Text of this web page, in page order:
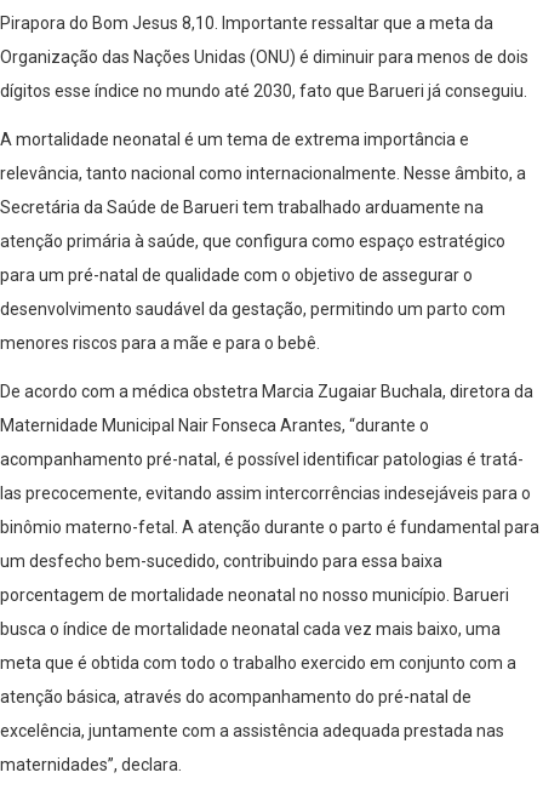
Pirapora do Bom Jesus 8,10. Importante ressaltar que a meta da
Organização das Nações Unidas (ONU) é diminuir para menos de dois
dígitos esse índice no mundo até 2030, fato que Barueri já conseguiu.
A mortalidade neonatal é um tema de extrema importância e
relevância, tanto nacional como internacionalmente. Nesse âmbito, a
Secretária da Saúde de Barueri tem trabalhado arduamente na
atenção primária à saúde, que configura como espaço estratégico
para um pré-natal de qualidade com o objetivo de assegurar o
desenvolvimento saudável da gestação, permitindo um parto com
menores riscos para a mãe e para o bebê.
De acordo com a médica obstetra Marcia Zugaiar Buchala, diretora da
Maternidade Municipal Nair Fonseca Arantes, “durante o
acompanhamento pré-natal, é possível identificar patologias é tratá-
las precocemente, evitando assim intercorrências indesejáveis para o
binômio materno-fetal. A atenção durante o parto é fundamental para
um desfecho bem-sucedido, contribuindo para essa baixa
porcentagem de mortalidade neonatal no nosso município. Barueri
busca o índice de mortalidade neonatal cada vez mais baixo, uma
meta que é obtida com todo o trabalho exercido em conjunto com a
atenção básica, através do acompanhamento do pré-natal de
excelência, juntamente com a assistência adequada prestada nas
maternidades”, declara.